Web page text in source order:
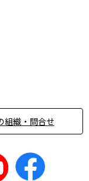
組織・問合せ